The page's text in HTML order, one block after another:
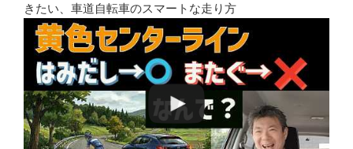
きたい、車道自転車のスマートな走り方